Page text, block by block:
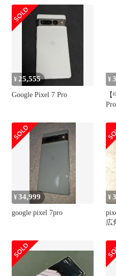
¥25,555
Google Pixel 7 Pro
¥
マ
¥34,999
google pixel 7pro
¥
広